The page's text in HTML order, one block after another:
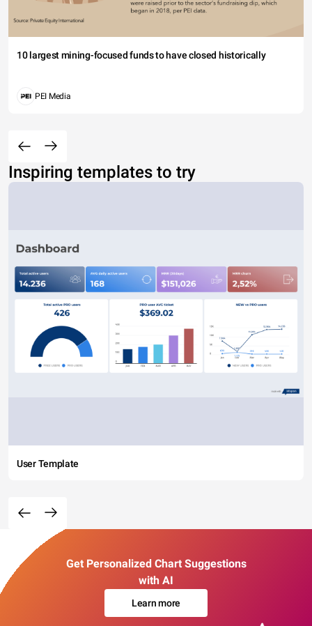
10 largest mining-focused funds to have closed historically
PEI Media
Inspiring templates to try
User Template
Get Personalized Chart Suggestions
with AI
Learn more